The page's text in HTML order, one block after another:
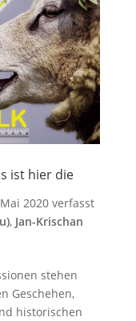
ist hier die
2020verfasst
, Jan-Krischan
stehen
Geschehen,
historischen